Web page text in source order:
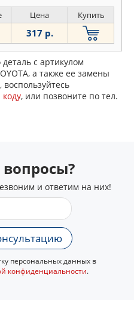
Цена Купить
317 р.
с артикулом
а также ее замены
, или позвоните по тел.
вопросы?
и ответим на них!
персональных данных в
конфиденциальности.